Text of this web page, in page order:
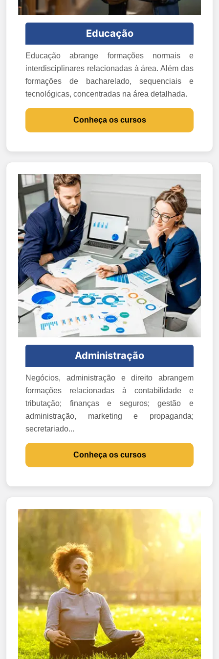
Educação
Educação abrange formações normais e
interdisciplinares relacionadas à área. Além das
formações de bacharelado, sequenciais e
tecnológicas, concentradas na área detalhada.
Conheça os cursos
Administração
Negócios, administração e direito abrangem
formações relacionadas à contabilidade e
tributação; finanças e seguros; gestão e
administração, marketing e propaganda;
secretariado...
Conheça os cursos